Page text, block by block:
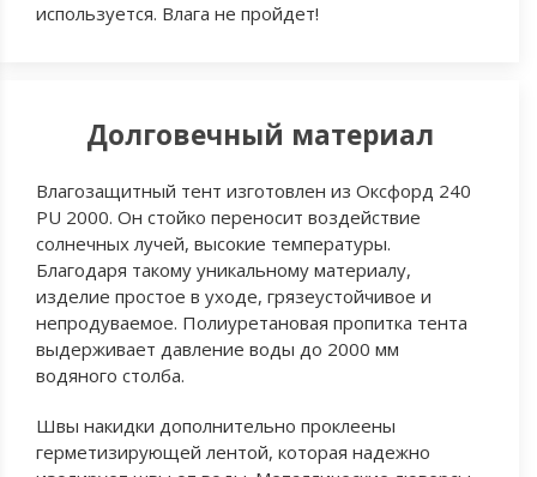
используется. Влага не пройдет!
Долговечный материал
Влагозащитный тент изготовлен из Оксфорд 240
PU 2000. Он стойко переносит воздействие
солнечных лучей, высокие температуры.
Благодаря такому уникальному материалу,
изделие простое в уходе, грязеустойчивое и
непродуваемое. Полиуретановая пропитка тента
выдерживает давление воды до 2000 мм
водяного столба.
Швы накидки дополнительно проклеены
герметизирующей лентой, которая надежно